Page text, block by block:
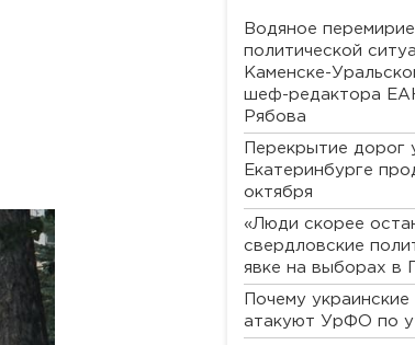
Водяное
политической
Каменске-
шеф-редактора
Рябова
Перекрытие дорог
Екатеринбурге
октября
«Люди скорее
свердловские
явке на выборах в
Почему
атакуют УрФО по